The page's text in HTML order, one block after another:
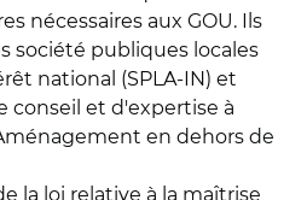
nécessaires aux GOU. Ils
société publiques locales
national (SPLA-IN) et
conseil et d'expertise à
en dehors de
la loi relative à la maîtrise